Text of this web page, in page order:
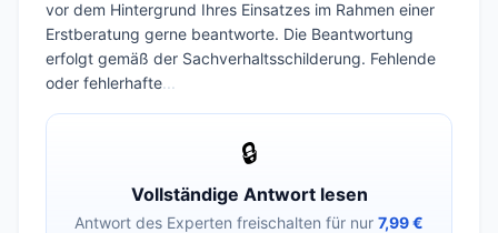
vor dem Hintergrund Ihres Einsatzes im Rahmen einer
Erstberatung gerne beantworte. Die Beantwortung
erfolgt gemäß der Sachverhaltsschilderung. Fehlende
oder fehlerhafte...
🔒
Vollständige Antwort lesen
Antwort des Experten freischalten für nur 7,99 €